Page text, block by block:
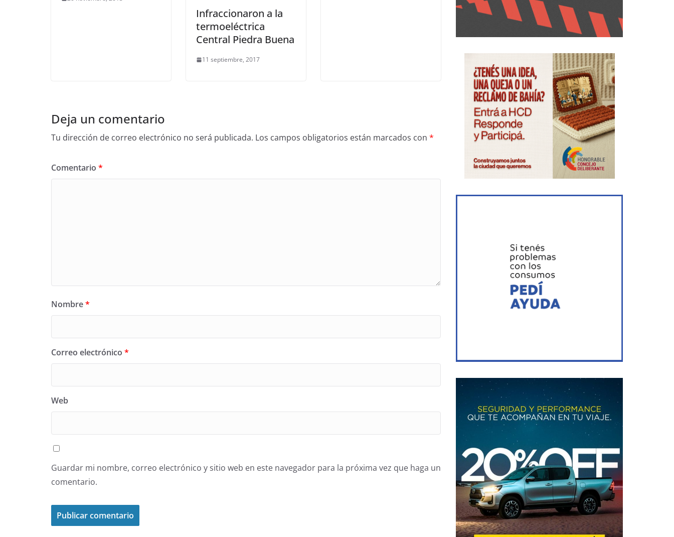
Infraccionaron a la
termoeléctrica
Central Piedra Buena
11 septiembre, 2017
Deja un comentario
Tu dirección de correo electrónico no será publicada. Los campos obligatorios están marcados con *
Comentario *
Nombre*
Correo electrónico *
Web
Guardar mi nombre, correo electrónico y sitio web en este navegador para la próxima vez que haga un
comentario.